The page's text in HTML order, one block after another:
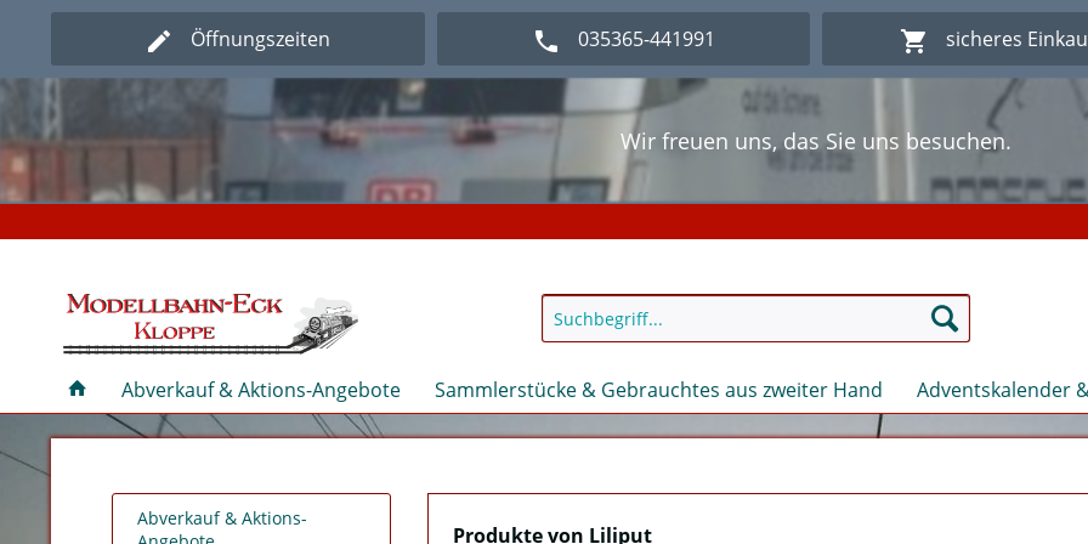
Öffnungszeiten 035365-441991 sicheres
Wir freuen uns, das Sie uns besuchen.
Herzlich Willkommen im Onlineshop Modellbahn - Eck
Wir freuen uns, das Sie uns besuchen.
Herzlich Willkommen im Onlineshop Modellbahn - Eck
Abverkauf & Aktions-Angebote Sammlerstücke & Gebrauchtes aus zweiter Hand Adventskalender
Abverkauf & Aktions-
Produkte von Liliput